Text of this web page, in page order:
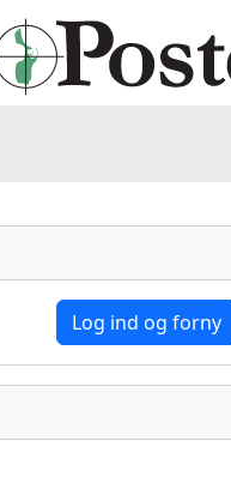
Log ind og forny